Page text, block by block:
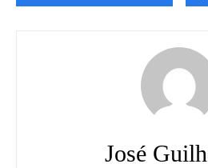
José